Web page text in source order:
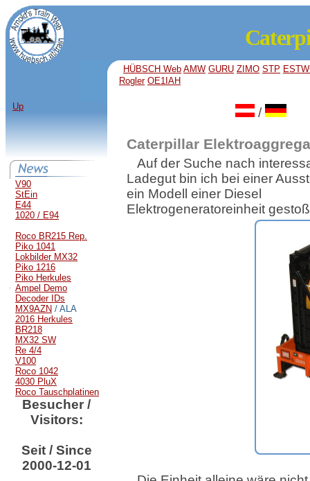
HÜBSCH Web AMW GURU ZIMO STP
Rogler OE1IAH
Up
V90
StEin
E44
1020 / E94
Roco BR215 Rep.
Piko 1041
Lokbilder MX32
Piko 1216
Piko Herkules
Ampel Demo
Decoder IDs
MX9AZN / ALA
2016 Herkules
BR218
MX32 SW
Re 4/4
V100
Roco 1042
4030 PluX
Roco Tauschplatinen
Besucher /
Visitors:
Seit / Since
2000-12-01
/
Caterpillar
Auf der Suche nach
Ladegut bin ich bei einer
ein Modell einer Diesel
Elektrogeneratoreinheit